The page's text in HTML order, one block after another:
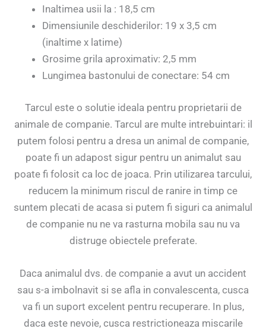
Inaltimea usii la : 18,5 cm
Dimensiunile deschiderilor: 19 x 3,5 cm
(inaltime x latime)
Grosime grila aproximativ: 2,5 mm
Lungimea bastonului de conectare: 54 cm
Tarcul este o solutie ideala pentru proprietarii de
animale de companie. Tarcul are multe intrebuintari: il
putem folosi pentru a dresa un animal de companie,
poate fi un adapost sigur pentru un animalut sau
poate fi folosit ca loc de joaca. Prin utilizarea tarcului,
reducem la minimum riscul de ranire in timp ce
suntem plecati de acasa si putem fi siguri ca animalul
de companie nu ne va rasturna mobila sau nu va
distruge obiectele preferate.
Daca animalul dvs. de companie a avut un accident
sau s-a imbolnavit si se afla in convalescenta, cusca
va fi un suport excelent pentru recuperare. In plus,
daca este nevoie, cusca restrictioneaza miscarile